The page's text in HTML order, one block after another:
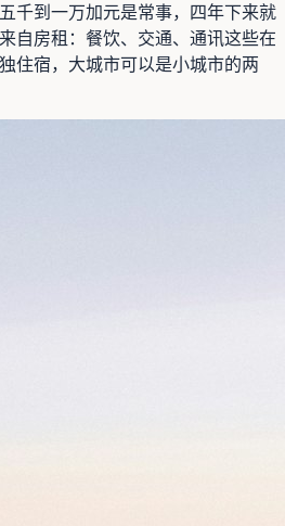
千到一万加元是常事，四年下来就
自房租：餐饮、交通、通讯这些在
住宿，大城市可以是小城市的两